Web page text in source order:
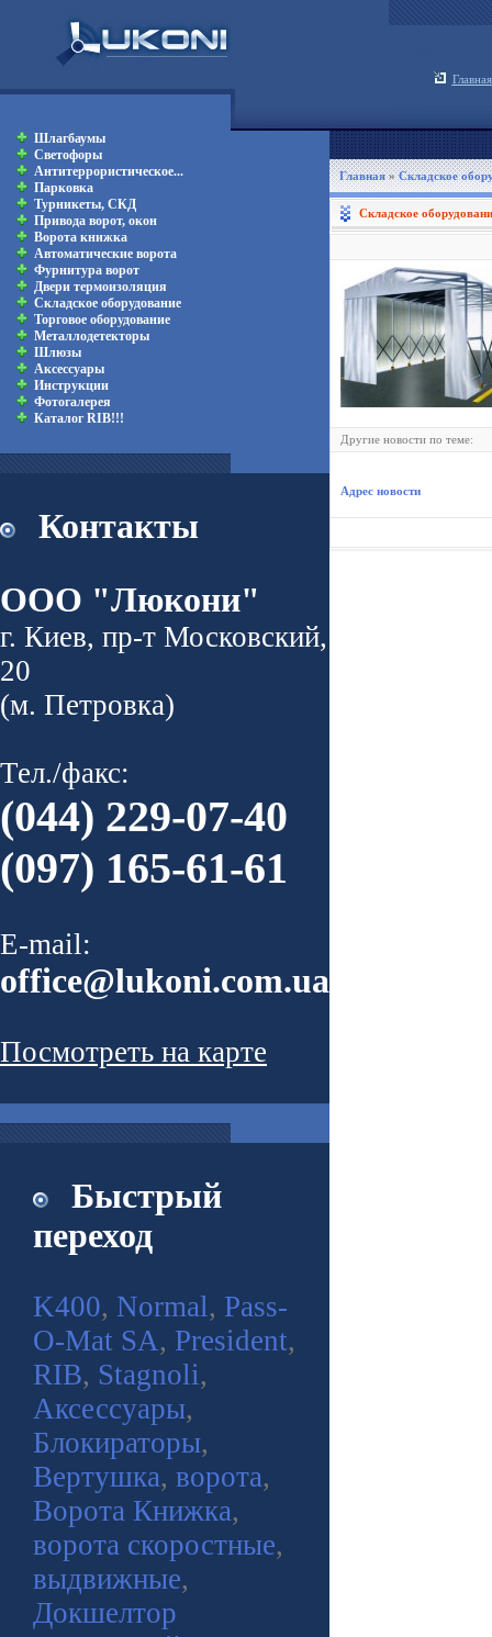
Главная
Шлагбаумы
Светофоры
Антитеррористическое...
Парковка
Турникеты, СКД
Привода ворот, окон
Ворота книжка
Автоматические ворота
Фурнитура ворот
Двери термоизоляция
Складское оборудование
Торговое оборудование
Металлодетекторы
Шлюзы
Аксессуары
Инструкции
Фотогалерея
Каталог RIB!!!
Контакты
ООО "Люкони"
г. Киев, пр-т Московский,
20
(м. Петровка)
Тел./факс:
(044) 229-07-40
(097) 165-61-61
E-mail:
office@lukoni.com.ua
Посмотреть на карте
Быстрый
переход
K400, Normal, Pass-
O-Mat SA, President,
RIB, Stagnoli,
Аксессуары,
Блокираторы,
Вертушка, ворота,
Ворота Книжка,
ворота скоростные,
выдвижные,
Докшелтор
Главная»Складское
Складское
Другие новости по теме:
Адрес новости